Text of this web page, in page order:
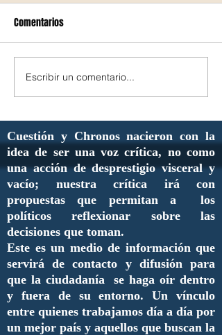
Comentarios
Escribir un comentario...
Cuestión y Chronos nacieron con la
idea de ser una voz crítica, no como
una acción de desprestigio visceral y
vacío; nuestra crítica irá con
propuestas que permitan a los
políticos reflexionar sobre las
decisiones que toman.
Este es un medio de información que
servirá de contacto y difusión para
que la ciudadanía se haga oír dentro
y fuera de su entorno. Un vínculo
entre quienes trabajamos día a día por
un mejor país y aquellos que buscan la